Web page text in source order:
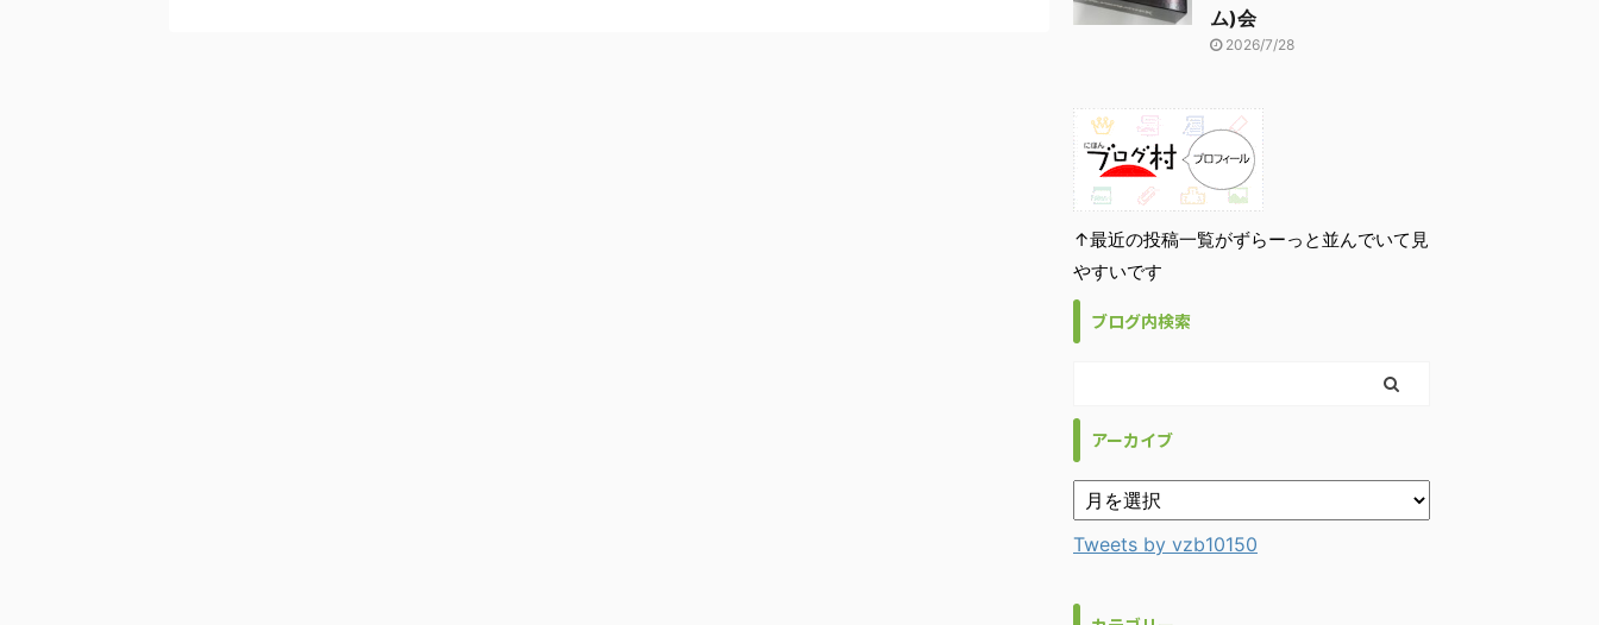
ム)会
2026/7/28
↑最近の投稿一覧がずらーっと並んでいて見
やすいです
ブログ内検索
アーカイブ
Tweets by vzb10150